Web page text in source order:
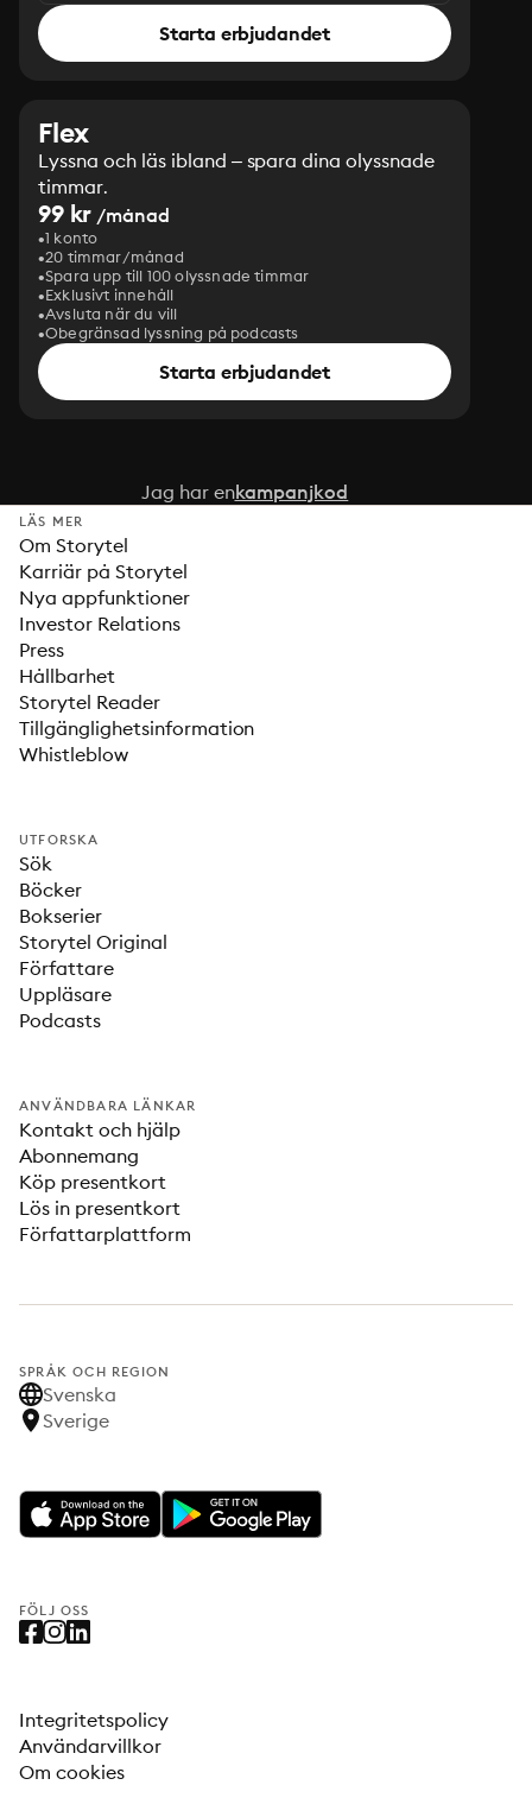
Starta erbjudandet
Flex
Lyssna och läs ibland – spara dina olyssnade
timmar.
99 kr /månad
1 konto
20 timmar/månad
Spara upp till 100 olyssnade timmar
Exklusivt innehåll
Avsluta när du vill
Obegränsad lyssning på podcasts
Starta erbjudandet
Jag har enkampanjkod
LÄS MER
Om Storytel
Karriär på Storytel
Nya appfunktioner
Investor Relations
Press
Hållbarhet
Storytel Reader
Tillgänglighetsinformation
Whistleblow
UTFORSKA
Sök
Böcker
Bokserier
Storytel Original
Författare
Uppläsare
Podcasts
ANVÄNDBARA LÄNKAR
Kontakt och hjälp
Abonnemang
Köp presentkort
Lös in presentkort
Författarplattform
SPRÅK OCH REGION
Svenska
Sverige
FÖLJ OSS
Integritetspolicy
Användarvillkor
Om cookies